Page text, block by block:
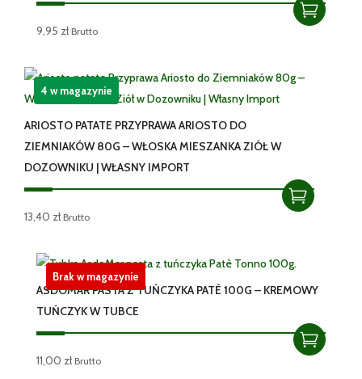
9,95 zł Brutto
ARIOSTO PATATE PRZYPRAWA ARIOSTO DO
ZIEMNIAKÓW 80G – WŁOSKA MIESZANKA ZIÓŁ W
DOZOWNIKU | WŁASNY IMPORT
13,40 zł Brutto
4 w magazynie
ASDOMAR PASTA Z TUŃCZYKA PATÈ 100G – KREMOWY
TUŃCZYK W TUBCE
11,00 zł Brutto
Brak w magazynie